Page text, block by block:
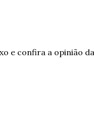
e confira a opinião